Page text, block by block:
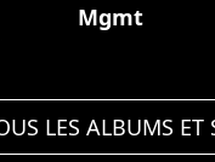
Mgmt
LES ALBUMS ET